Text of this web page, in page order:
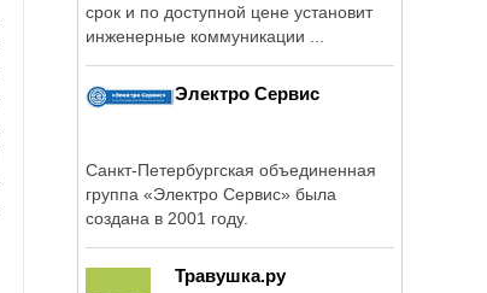
срок и по доступной цене установит
инженерные коммуникации ...
Электро Сервис
Санкт-Петербургская объединенная
группа «Электро Сервис» была
создана в 2001 году.
Травушка.ру